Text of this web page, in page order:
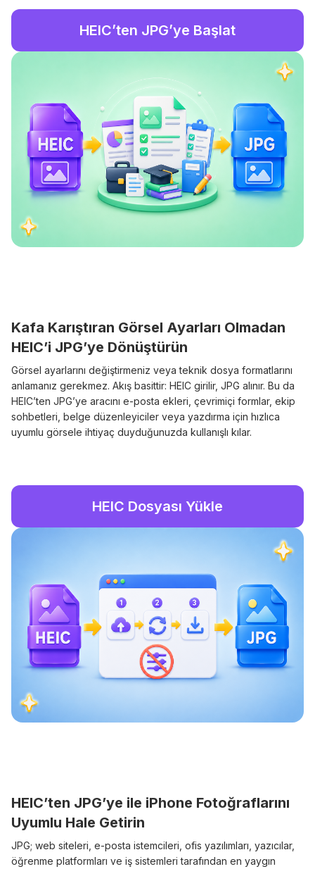
HEIC’ten JPG’ye Başlat
Kafa Karıştıran Görsel Ayarları Olmadan
HEIC’i JPG’ye Dönüştürün
Görsel ayarlarını değiştirmeniz veya teknik dosya formatlarını
anlamanız gerekmez. Akış basittir: HEIC girilir, JPG alınır. Bu da
HEIC’ten JPG’ye aracını e-posta ekleri, çevrimiçi formlar, ekip
sohbetleri, belge düzenleyiciler veya yazdırma için hızlıca
uyumlu görsele ihtiyaç duyduğunuzda kullanışlı kılar.
HEIC Dosyası Yükle
HEIC’ten JPG’ye ile iPhone Fotoğraflarını
Uyumlu Hale Getirin
JPG; web siteleri, e-posta istemcileri, ofis yazılımları, yazıcılar,
öğrenme platformları ve iş sistemleri tarafından en yaygın